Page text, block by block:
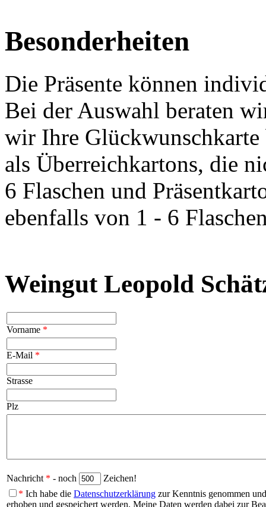
Besonderheiten
Die Präsente können
Bei der Auswahl beraten
wir Ihre
als Überreichkartons, die
6 Flaschen und
ebenfalls von 1 - 6
Weingut Leopold
Vorname *
E-Mail *
Strasse
Plz
Nachricht * - noch
Zeichen!
* Ich habe die Datenschutzerklärung zur Kenntnis genommen
erhoben und gespeichert werden. Meine Daten werden dabei zur